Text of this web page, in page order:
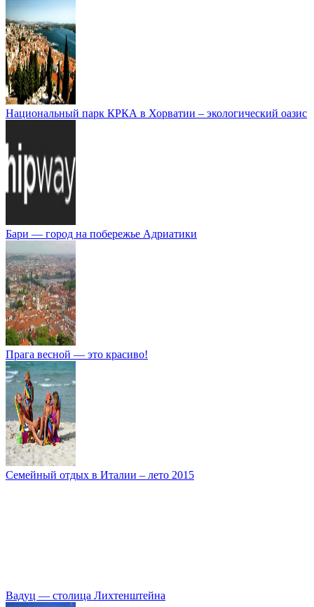
Национальный парк КРКА в Хорватии – экологический оазис
Бари — город на побережье Адриатики
Прага весной — это красиво!
Семейный отдых в Италии – лето 2015
Вадуц — столица Лихтенштейна